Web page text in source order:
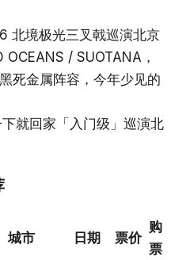
北境极光三叉戟巡演北京
/ SUOTANA，
死金属阵容，今年少见的
下就回家「入门级」巡演北
城市 日期 票价
购
票